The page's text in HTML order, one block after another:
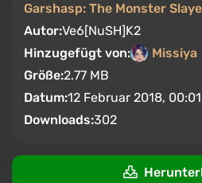
Garshasp: The Monster
Autor:Ve6[NuSH]K2
Hinzugefügt von:
Missiya
Größe:2.77 MB
Datum:12 Februar 2018, 00:01
Downloads:302